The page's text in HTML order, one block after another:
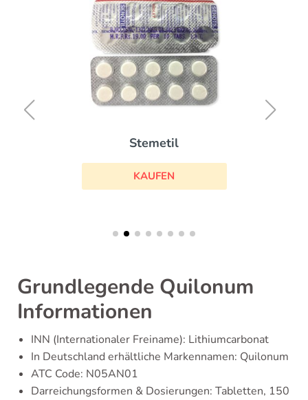
Stemetil
KAUFEN
Grundlegende Quilonum
Informationen
INN (Internationaler Freiname): Lithiumcarbonat
In Deutschland erhältliche Markennamen: Quilonum
ATC Code: N05AN01
Darreichungsformen & Dosierungen: Tabletten, 150